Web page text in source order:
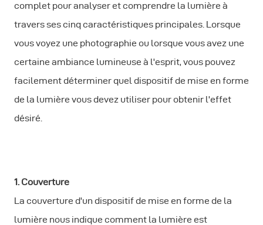
complet pour analyser et comprendre la lumière à
travers ses cinq caractéristiques principales. Lorsque
vous voyez une photographie ou lorsque vous avez une
certaine ambiance lumineuse à l'esprit, vous pouvez
facilement déterminer quel dispositif de mise en forme
de la lumière vous devez utiliser pour obtenir l'effet
désiré.
1. Couverture
La couverture d'un dispositif de mise en forme de la
lumière nous indique comment la lumière est